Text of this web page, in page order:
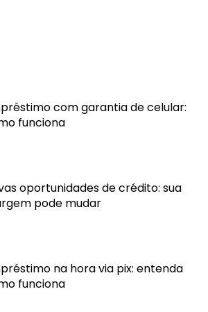
com garantia de celular:
funciona
oportunidades de crédito: sua
pode mudar
na hora via pix: entenda
funciona